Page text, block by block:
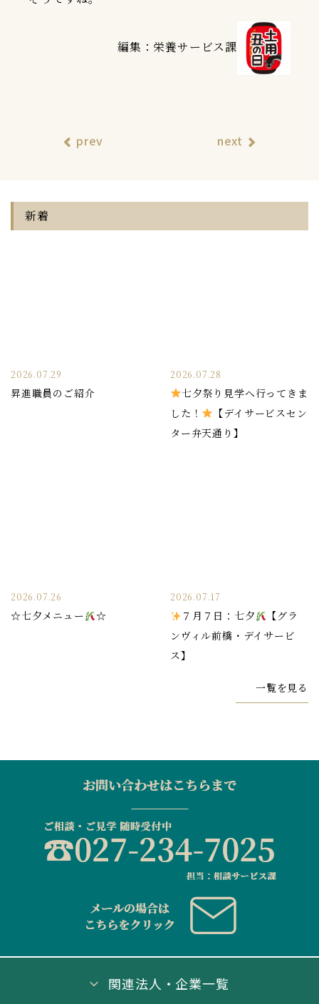
編集：栄養サービス課
prev next
新着
2026.07.29
昇進職員のご紹介
2026.07.28
七夕祭り見学へ行ってきま
した！
【デイサービスセン
ター弁天通り】
2026.07.26
☆七夕メニュー ☆
2026.07.17
７月７日：七夕
【グラ
ンヴィル前橋・デイサービ
ス】
一覧を見る
関連法人・企業一覧